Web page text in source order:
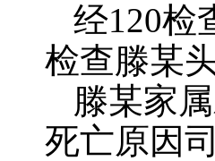
经120检
检查滕某
滕某家
死亡原因